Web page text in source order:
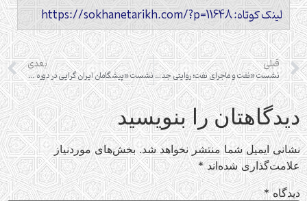
لینک کوتاه: https://sokhanetarikh.com/?p=11648
قبلی
نشست «نفت و ماجرای نفت؛ روایتی جدید از قرارداد 1933»
بعدی
نشست «پیشگامان ایران گرایی در دوره اسلامی؛ ابن مقفع»
دیدگاهتان را بنویسید
نشانی ایمیل شما منتشر نخواهد شد. بخش‌های موردنیاز
علامت‌گذاری شده‌اند*
دیدگاه*